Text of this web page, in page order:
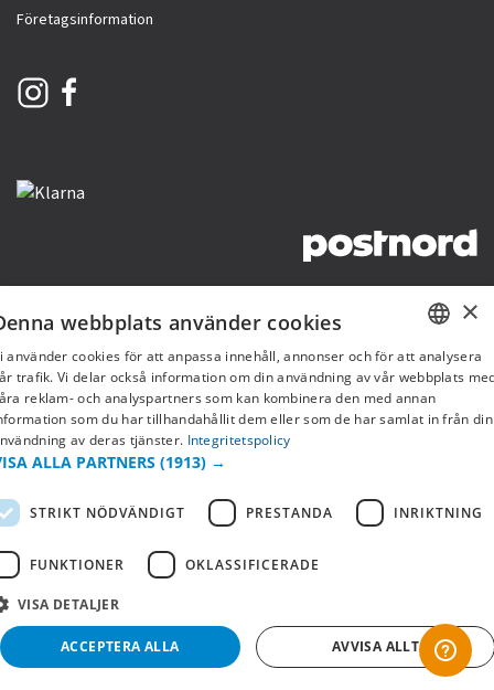
Företagsinformation
SWEDISH
FI
×
webbplats använder cookies
använder cookies för att anpassa innehåll, annonser och för att analysera
trafik. Vi delar också information om din användning av vår webbplats
reklam- och analyspartners som kan kombinera den med annan
som du har tillhandahållit dem eller som de har samlat in från din
av deras tjänster. Integritetspolicy
ALLA PARTNERS (1913) →
STRIKT NÖDVÄNDIGT PRESTANDA INRIKTNING
FUNKTIONER OKLASSIFICERADE
VISA DETALJER
ACCEPTERA ALLA AVVISA ALLT